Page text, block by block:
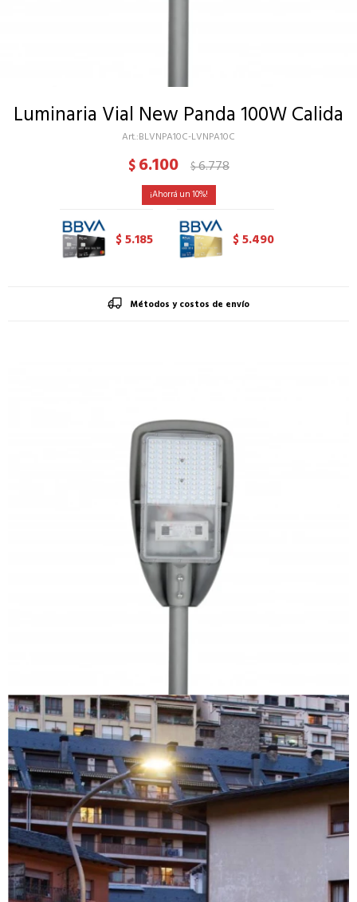
Luminaria Vial New Panda 100W Calida
BLVNPA10C-LVNPA10C
$6.100 $6.778
10
$5.185 $5.490
Métodos y costos de envío